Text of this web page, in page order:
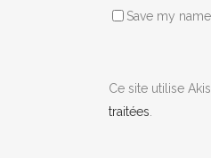
Save my
Ce site utilise
traitées